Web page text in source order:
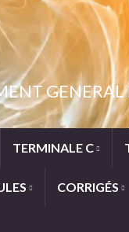
TERMINALE C
CORRIGÉS